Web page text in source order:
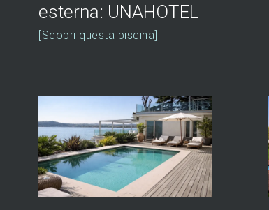
esterna: UNAHOTEL
[Scopri questa piscina]